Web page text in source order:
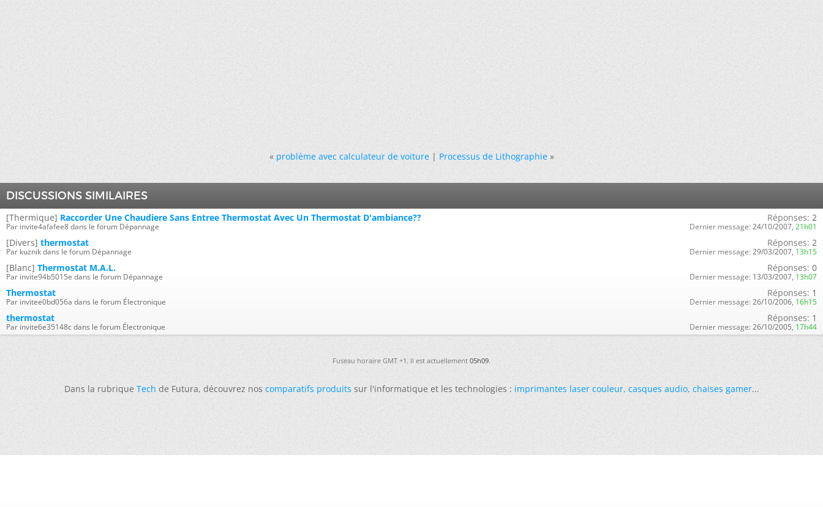
« problème avec calculateur de voiture|Processus de Lithographie »
DISCUSSIONS SIMILAIRES
[Thermique] Raccorder Une Chaudiere Sans Entree Thermostat Avec Un Thermostat D'ambiance??
Par invite4afafee8 dans le forum Dépannage
Réponses: 2
Dernier message: 24/10/2007, 21h01
[Divers] thermostat
Par kuznik dans le forum Dépannage
Réponses: 2
Dernier message: 29/03/2007, 13h15
[Blanc] Thermostat M.A.L.
Par invite94b5015e dans le forum Dépannage
Réponses: 0
Dernier message: 13/03/2007, 13h07
Thermostat
Par invitee0bd056a dans le forum Électronique
Réponses: 1
Dernier message: 26/10/2006, 16h15
thermostat
Par invite6e35148c dans le forum Électronique
Réponses: 1
Dernier message: 26/10/2005, 17h44
Fuseau horaire GMT +1. Il est actuellement05h09.
Dans la rubriqueTechde Futura, découvrez noscomparatifs produitssur l'informatique et les technologies :imprimantes laser couleur,casques audio,chaises gamer...